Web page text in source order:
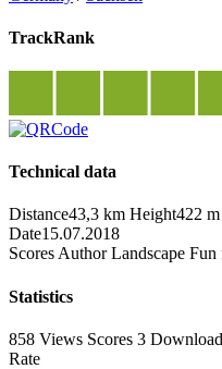
TrackRank
Technical data
Distance43,3 km Height422 m
Date15.07.2018
Scores Author Landscape Fun
Statistics
858 Views Scores 3
Rate